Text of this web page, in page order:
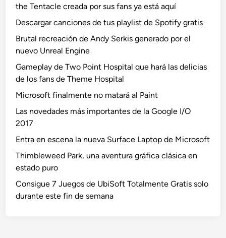
the Tentacle creada por sus fans ya está aquí
Descargar canciones de tus playlist de Spotify gratis
Brutal recreación de Andy Serkis generado por el
nuevo Unreal Engine
Gameplay de Two Point Hospital que hará las delicias
de los fans de Theme Hospital
Microsoft finalmente no matará al Paint
Las novedades más importantes de la Google I/O
2017
Entra en escena la nueva Surface Laptop de Microsoft
Thimbleweed Park, una aventura gráfica clásica en
estado puro
Consigue 7 Juegos de UbiSoft Totalmente Gratis solo
durante este fin de semana